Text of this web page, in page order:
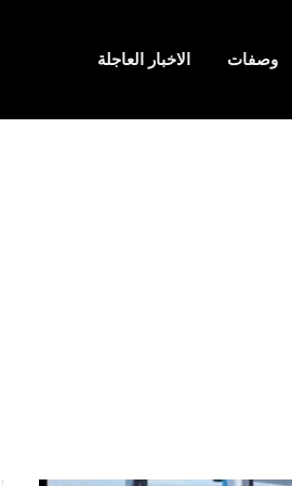
وصفات الاخبار العاجلة